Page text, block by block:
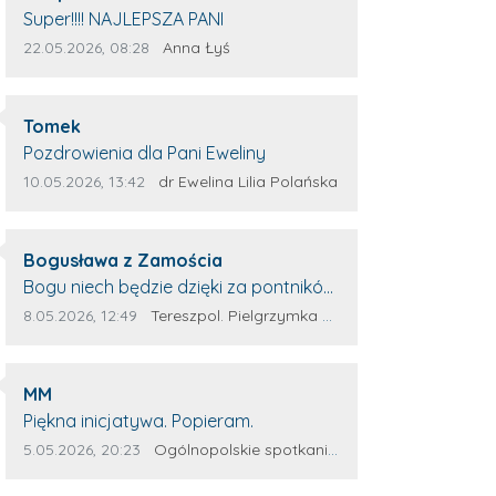
Treść komentarza:
Super!!!! NAJLEPSZA PANI
Data dodania komentarza:
22.05.2026, 08:28 Źródło komentarza:
Anna Łyś
Autor komentarza:
Tomek
Treść komentarza:
Pozdrowienia dla Pani Eweliny
Data dodania komentarza:
10.05.2026, 13:42 Źródło komentarza:
dr Ewelina Lilia Polańska
Autor komentarza:
Bogusława z Zamościa
Treść komentarza:
Bogu niech będzie dzięki za pontników
Terespola Wyglądają jak kolorowe
było za rok połączyć siły. Wsteczny że
z innych parafii dojadą potnicy.
Wszystko w wolność dzieci Bożych -
Data dodania komentarza:
8.05.2026, 12:49 Źródło komentarza:
Tereszpol. Pielgrzymka do Górecka Kościelnego
Autor komentarza:
MM
Treść komentarza:
Piękna inicjatywa. Popieram.
Data dodania komentarza:
5.05.2026, 20:23 Źródło komentarza:
Ogólnopolskie spotkanie Wojowników Maryi w Leżajsku